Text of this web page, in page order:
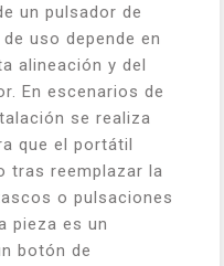
un pulsador de
uso depende en
alineación y del
En escenarios de
se realiza
que el portátil
tras reemplazar la
o pulsaciones
pieza es un
botón de